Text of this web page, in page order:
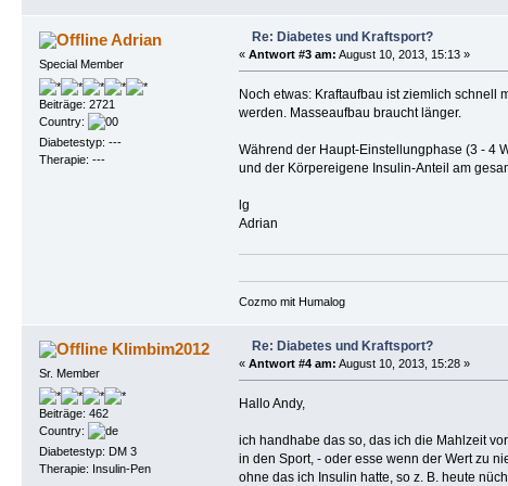
Adrian
Special Member
Beiträge: 2721
Country:
Diabetestyp: ---
Therapie: ---
Re: Diabetes und Kraftsport?
« Antwort #3 am: August 10, 2013, 15:13 »
Noch etwas: Kraftaufbau ist ziemlich schnell
werden. Masseaufbau braucht länger.
Während der Haupt-Einstellungphase (3 - 4
und der Körpereigene Insulin-Anteil am
lg
Adrian
Cozmo mit Humalog
Klimbim2012
Sr. Member
Beiträge: 462
Country:
Diabetestyp: DM 3
Therapie: Insulin-Pen
Re: Diabetes und Kraftsport?
« Antwort #4 am: August 10, 2013, 15:28 »
Hallo Andy,
ich handhabe das so, das ich die Mahlzeit
in den Sport, - oder esse wenn der Wert zu
ohne das ich Insulin hatte, so z. B. heute